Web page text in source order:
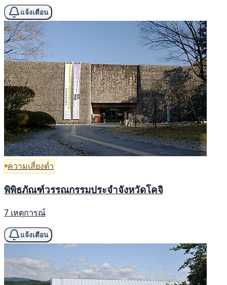
แจ้งเตือน
ความเสี่ยงต่ำ
พิพิธภัณฑ์วรรณกรรมประจำจังหวัดโคจิ
7 เหตุการณ์
แจ้งเตือน